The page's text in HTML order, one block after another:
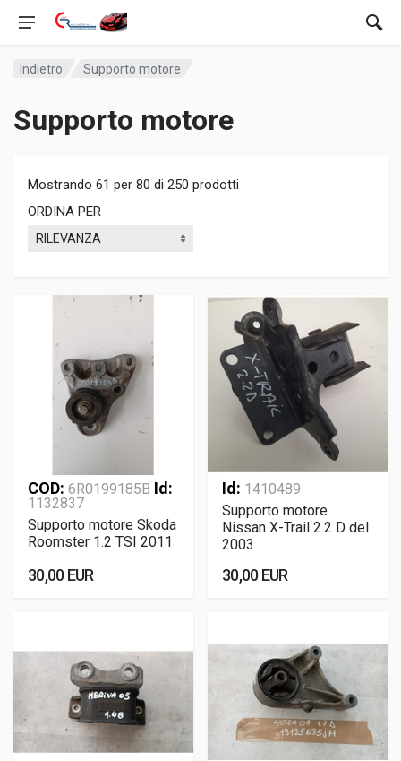
Indietro Supporto motore
Supporto motore
Mostrando 61 per 80 di 250 prodotti
ORDINA PER
COD: 6R0199185B Id:
1132837
Supporto motore Skoda
Roomster 1.2 TSI 2011
30,00 EUR
Id: 1410489
Supporto motore
Nissan X-Trail 2.2 D del
2003
30,00 EUR